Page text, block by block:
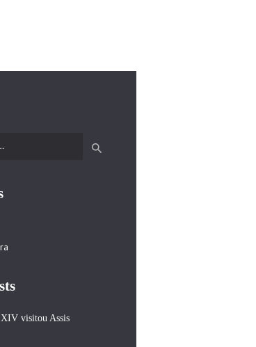
visitou Assis